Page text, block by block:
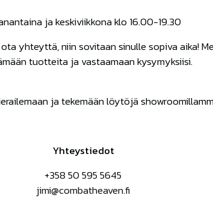
ja keskiviikkona klo 16.00-19.30
yhteyttä, niin sovitaan sinulle sopiva aika!
tuotteita ja vastaamaan kysymyksiisi.
ja tekemään löytöjä
Yhteystiedot
+358 50 595 5645
jimi@combatheaven.fi